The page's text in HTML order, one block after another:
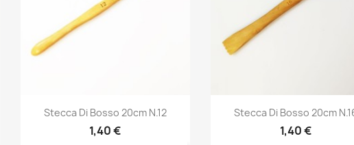
Stecca Di Bosso 20cm N.12
1,40 €
Stecca Di Bosso 20cm
1,40 €